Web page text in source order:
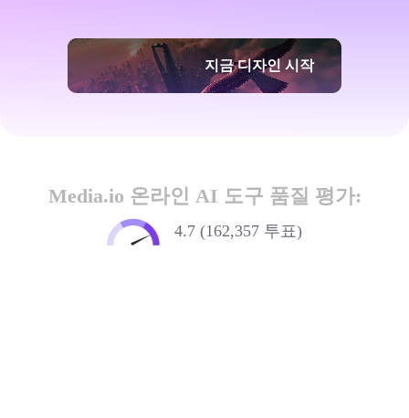
지금 디자인 시작
Media.io 온라인 AI 도구 품질 평가:
4.7 (162,357 투표)